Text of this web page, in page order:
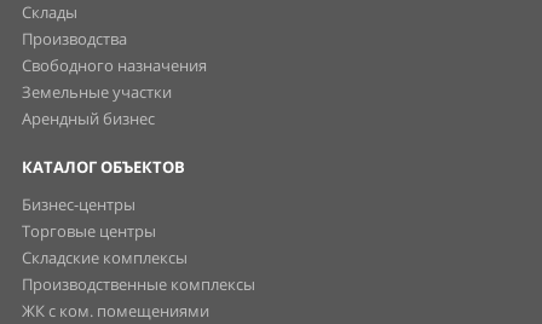
Склады
Производства
Свободного назначения
Земельные участки
Арендный бизнес
КАТАЛОГ ОБЪЕКТОВ
Бизнес-центры
Торговые центры
Складские комплексы
Производственные комплексы
ЖК с ком. помещениями